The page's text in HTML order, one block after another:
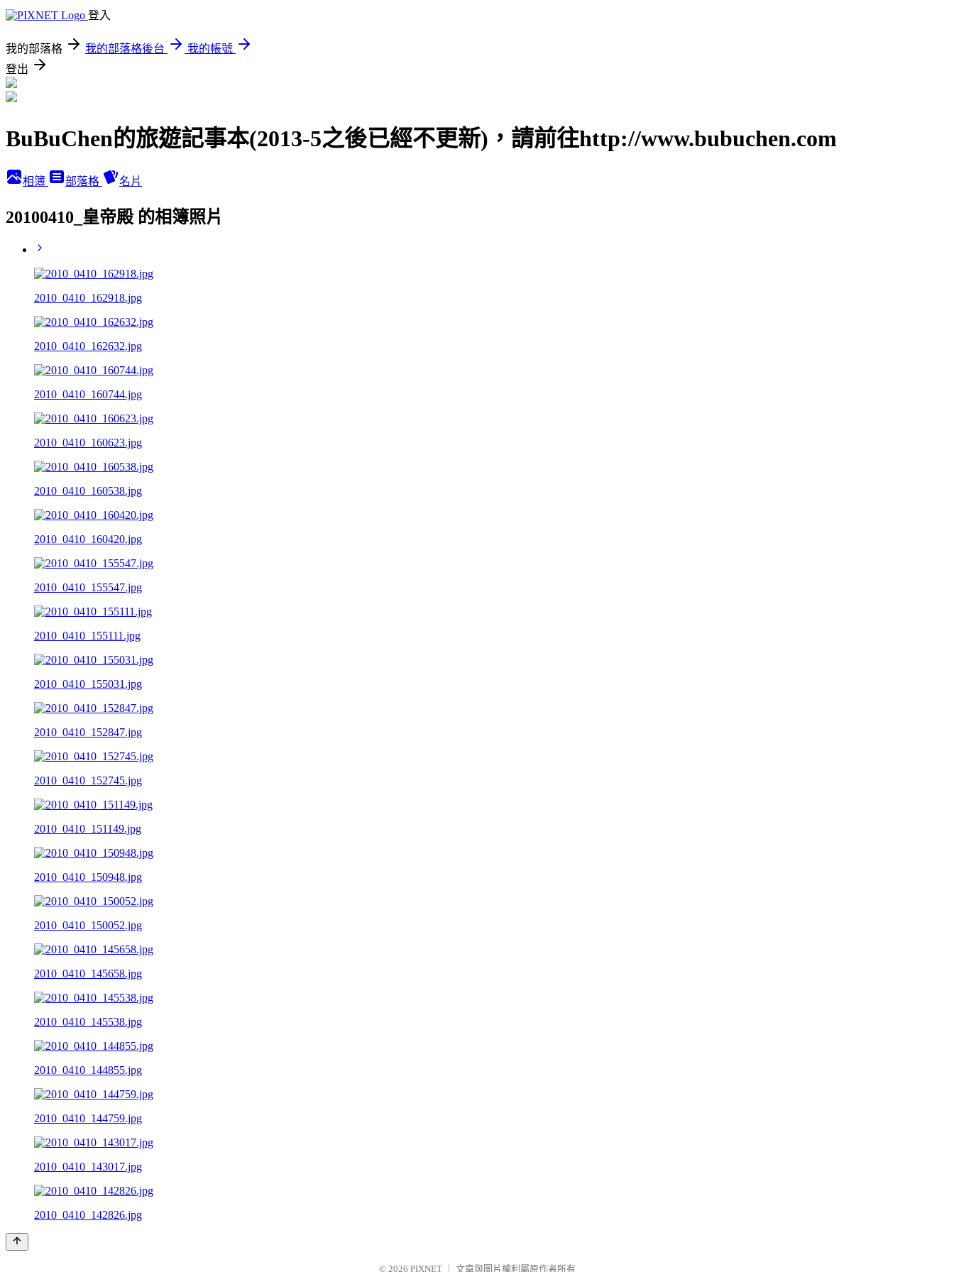
登入
我的部落格 我的部落格後台
我的帳號
登出
BuBuChen的旅遊記事本(2013-5之後已經不更新)，請前往http://www.bubuchen.com
相簿 部落格 名片
20100410_皇帝殿 的相簿照片
2010_0410_162918.jpg
2010_0410_162632.jpg
2010_0410_160744.jpg
2010_0410_160623.jpg
2010_0410_160538.jpg
2010_0410_160420.jpg
2010_0410_155547.jpg
2010_0410_155111.jpg
2010_0410_155031.jpg
2010_0410_152847.jpg
2010_0410_152745.jpg
2010_0410_151149.jpg
2010_0410_150948.jpg
2010_0410_150052.jpg
2010_0410_145658.jpg
2010_0410_145538.jpg
2010_0410_144855.jpg
2010_0410_144759.jpg
2010_0410_143017.jpg
2010_0410_142826.jpg
© 2026 PIXNET 文章與圖片權利屬原作者所有